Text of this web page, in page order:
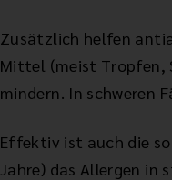
Zusätzlich helfen
Mittel (meist Tropfen,
mindern. In schweren
Effektiv ist auch die
Jahre) das Allergen in